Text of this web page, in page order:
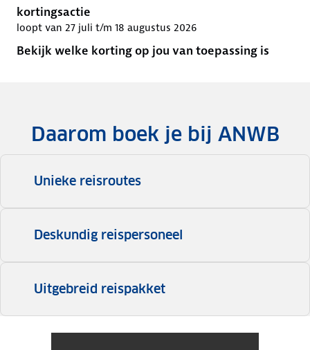
kortingsactie
loopt van 27 juli t/m 18 augustus 2026
Bekijk welke korting op jou van toepassing is
Daarom boek je bij ANWB
Unieke reisroutes
Deskundig reispersoneel
Uitgebreid reispakket